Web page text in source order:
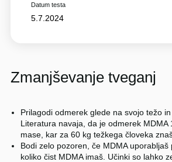
Datum testa
5.7.2024
Zmanjševanje tveganj
Prilagodi odmerek glede na svojo težo in
Literatura navaja, da je odmerek
mase, kar za 60 kg težkega človeka
Bodi zelo pozoren, če MDMA uporabljaš
koliko čist MDMA imaš. Učinki so lahko